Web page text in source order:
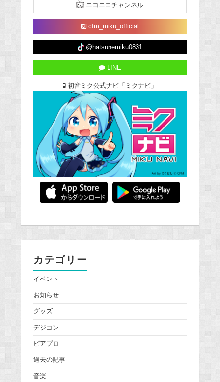
ニコニコチャンネル
cfm_miku_official
@hatsunemiku0831
LINE
初音ミク公式ナビ「ミクナビ」
カテゴリー
イベント
お知らせ
グッズ
デジコン
ピアプロ
過去の記事
音楽